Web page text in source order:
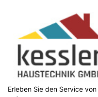
Erleben Sie den Service